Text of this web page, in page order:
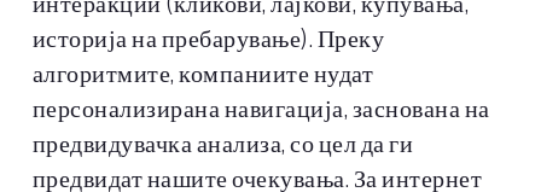
историја на пребарување). Преку
алгоритмите, компаниите нудат
персонализирана навигација, заснована на
предвидувачка анализа, со цел да ги
предвидат нашите очекувања. За интернет